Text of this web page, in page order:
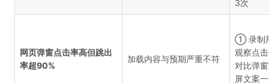
3次
网页弹窗点击率高但跳出
率超90%
加载内容与预期严重不符
① 录制
观察点
对比弹
屏文案